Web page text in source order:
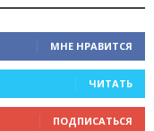
МНЕ НРАВИТСЯ
ЧИТАТЬ
ПОДПИСАТЬСЯ